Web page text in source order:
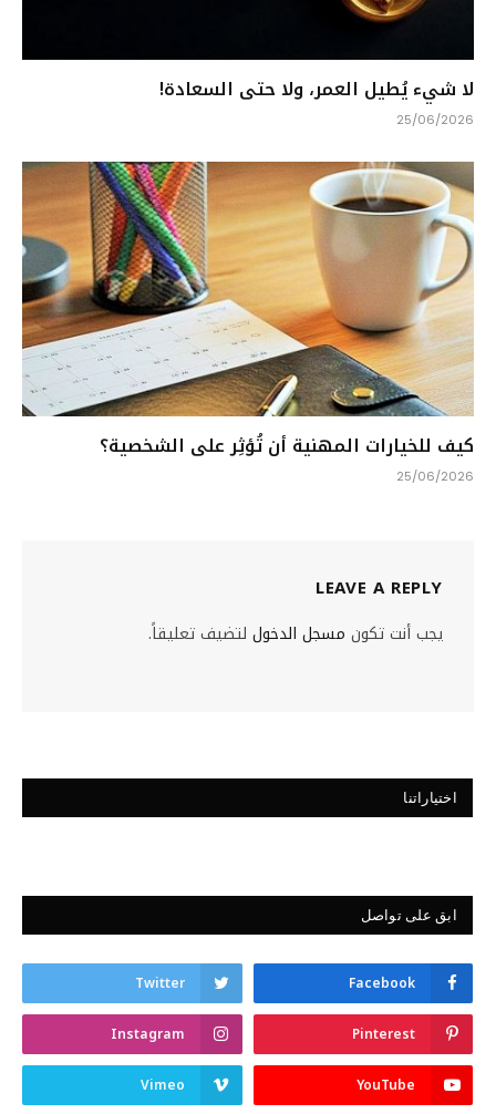
لا شيء يُطيل العمر، ولا حتى السعادة!
25/06/2026
كيف للخيارات المهنية أن تُؤثِر على الشخصية؟
25/06/2026
LEAVE A REPLY
يجب أنت تكون مسجل الدخول لتضيف تعليقاً.
اختياراتنا
ابق على تواصل
Facebook
Twitter
Pinterest
Instagram
YouTube
Vimeo